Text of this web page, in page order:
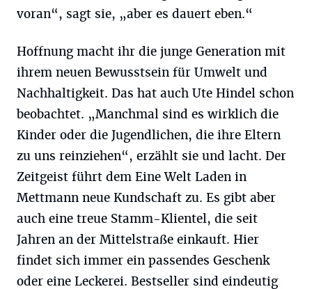
voran“, sagt sie, „aber es dauert eben.“
Hoffnung macht ihr die junge Generation mit
ihrem neuen Bewusstsein für Umwelt und
Nachhaltigkeit. Das hat auch Ute Hindel schon
beobachtet. „Manchmal sind es wirklich die
Kinder oder die Jugendlichen, die ihre Eltern
zu uns reinziehen“, erzählt sie und lacht. Der
Zeitgeist führt dem Eine Welt Laden in
Mettmann neue Kundschaft zu. Es gibt aber
auch eine treue Stamm-Klientel, die seit
Jahren an der Mittelstraße einkauft. Hier
findet sich immer ein passendes Geschenk
oder eine Leckerei. Bestseller sind eindeutig